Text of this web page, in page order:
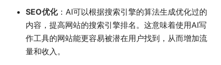
SEO优化：AI可以根据搜索引擎的算法生成优化过的
内容，提高网站的搜索引擎排名。这意味着使用AI写
作工具的网站能更容易被潜在用户找到，从而增加流
量和收入。